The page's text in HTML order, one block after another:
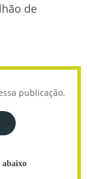
de
publicação.
abaixo